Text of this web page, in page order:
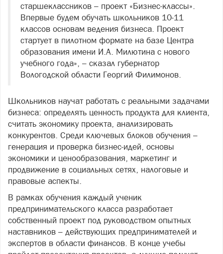
старшеклассников – проект «Бизнес-классы».
Впервые будем обучать школьников 10-11
классов основам ведения бизнеса. Проект
стартует в пилотном формате на базе Центра
образования имени И.А. Милютина с нового
учебного года», – сказал губернатор
Вологодской области Георгий Филимонов.
Школьников научат работать с реальными задачами
бизнеса: определять ценность продукта для клиента,
считать экономику проекта, анализировать
конкурентов. Среди ключевых блоков обучения –
генерация и проверка бизнес-идей, основы
экономики и ценообразования, маркетинг и
продвижение в социальных сетях, налоговые и
правовые аспекты.
В рамках обучения каждый ученик
предпринимательского класса разработает
собственный проект под руководством опытных
наставников – действующих предпринимателей и
экспертов в области финансов. В конце учебы